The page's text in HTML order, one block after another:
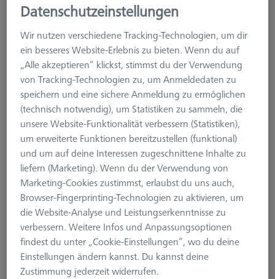
Tasterablage RDS CFS, Einzelablageplatz
621770-8050-000
Datenschutzeinstellungen
Wir nutzen verschiedene Tracking-Technologien, um dir
ein besseres Website-Erlebnis zu bieten. Wenn du auf
„Alle akzeptieren“ klickst, stimmst du der Verwendung
von Tracking-Technologien zu, um Anmeldedaten zu
speichern und eine sichere Anmeldung zu ermöglichen
(technisch notwendig), um Statistiken zu sammeln, die
unsere Website-Funktionalität verbessern (Statistiken),
um erweiterte Funktionen bereitzustellen (funktional)
und um auf deine Interessen zugeschnittene Inhalte zu
liefern (Marketing). Wenn du der Verwendung von
Marketing-Cookies zustimmst, erlaubst du uns auch,
Browser-Fingerprinting-Technologien zu aktivieren, um
die Website-Analyse und Leistungserkenntnisse zu
verbessern. Weitere Infos und Anpassungsoptionen
findest du unter „Cookie-Einstellungen“, wo du deine
Einstellungen ändern kannst. Du kannst deine
Zustimmung jederzeit widerrufen.